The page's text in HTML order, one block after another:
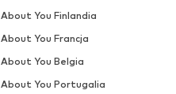
About You Finlandia
About You Francja
About You Belgia
About You Portugalia